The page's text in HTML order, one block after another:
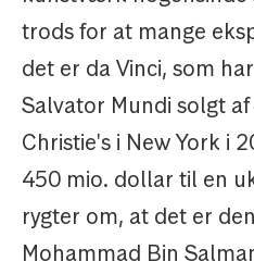
trods for at mange
det er da Vinci, som
Salvator Mundi solgt
Christie's i New York i
450 mio. dollar til en
rygter om, at det er
Mohammad Bin